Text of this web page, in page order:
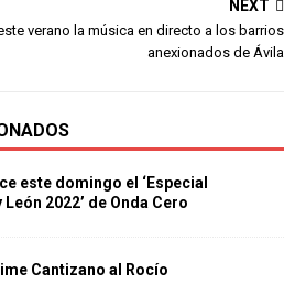
NEXT
verano la música en directo a los barrios
anexionados de Ávila
este domingo el ‘Especial
2022’ de Onda Cero
Cantizano al Rocío